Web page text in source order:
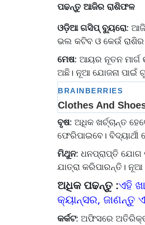
ପଢନ୍ତୁ ଆଜିର ରାଶିଫଳ
ଓଡ଼ିଆ ଗସିପ୍ ବ୍ୟୁରୋ:
ଭଲ କଟିବ ଓ କେଉଁ ରାଶିର
ମେଷ: ଆୟର ନୂତନ ମାର୍ଗ
ଅଛି। ନୂଆ ଯୋଜନା ପାଇଁ
ବୃଷ: ଅଧିକ ଖର୍ଚ୍ଚାନ୍ତ
ଫେରିପାଇବେ।
ମିଥୁନ: ଧନପ୍ରାପ୍ତି ଯୋଗ
ଯାତ୍ରା କରିପାରନ୍ତି।
ଅଧିକ ପଢନ୍ତୁ :ଏହି
କ୍ୟାନ୍ସର, ଜାଣନ୍ତୁ
କର୍କଟ: ଅଫିସରେ ଅତିରିକ୍ତ